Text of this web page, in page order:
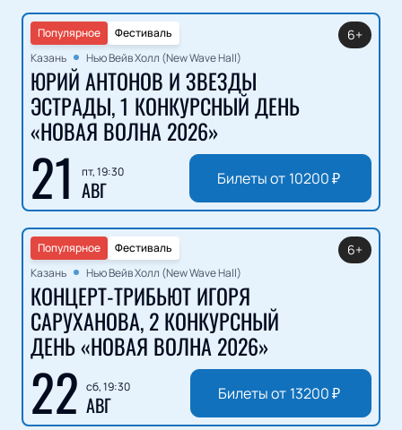
Фестиваль
Популярное
Казань
Нью Вейв Холл (New Wave Hall)
ЮРИЙ АНТОНОВ И ЗВЕЗДЫ
ЭСТРАДЫ, 1 КОНКУРСНЫЙ ДЕНЬ
«НОВАЯ ВОЛНА 2026»
21 пт, 19:30
АВГ
6+
Билеты от 10200₽
Фестиваль
Популярное
Казань
Нью Вейв Холл (New Wave Hall)
КОНЦЕРТ-ТРИБЬЮТ ИГОРЯ
САРУХАНОВА, 2 КОНКУРСНЫЙ
ДЕНЬ «НОВАЯ ВОЛНА 2026»
22 сб, 19:30
АВГ
6+
Билеты от 13200₽